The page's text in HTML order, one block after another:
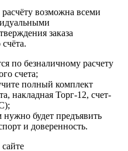
возможна всеми
заказа
по безналичному расчету
счета;
полный комплект
накладная Торг-12, счет-
будет предъявить
и доверенность.